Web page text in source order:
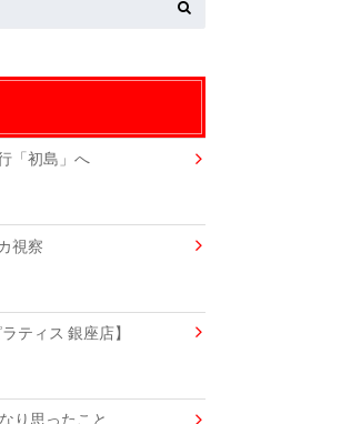
「初島」へ
視察
ラティス 銀座店】
り思ったこと